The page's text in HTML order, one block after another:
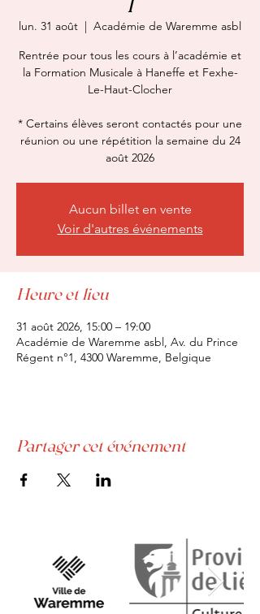
lun. 31 août
  |
Académie de Waremme asbl
Rentrée pour tous les cours à l’académie et
la Formation Musicale à Haneffe et Fexhe-
Le-Haut-Clocher
* Certains élèves seront contactés pour une
réunion ou une répétition la semaine du 24
août 2026
Aucun billet en vente
Voir d'autres événements
Heure et lieu
31 août 2026, 15:00 – 19:00
Académie de Waremme asbl, Av. du Prince
Régent n°1, 4300 Waremme, Belgique
Partager cet événement